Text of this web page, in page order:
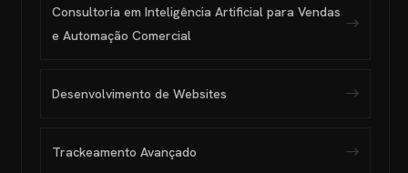
Consultoria em Inteligência Artificial para Vendas
e Automação Comercial
Desenvolvimento de Websites
Trackeamento Avançado